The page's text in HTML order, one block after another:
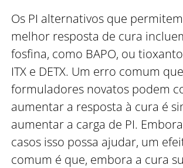
Os PI alternativos que
melhor resposta de cura
fosfina, como BAPO, ou
ITX e DETX. Um erro comum
formuladores novatos podem
aumentar a resposta à cura é
aumentar a carga de PI.
casos isso possa ajudar, um
comum é que, embora a cura